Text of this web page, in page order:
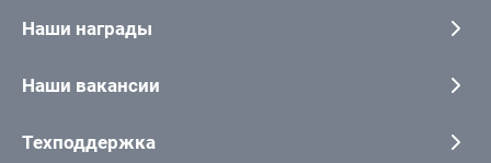
Наши награды
Наши вакансии
Техподдержка